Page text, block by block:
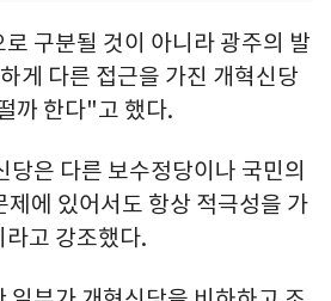
구분될 것이 아니라 광주의 발
게 다른 접근을 가진 개혁신당
까 한다"고 했다.
은 다른 보수정당이나 국민의
에 있어서도 항상 적극성을 가
고 강조했다.